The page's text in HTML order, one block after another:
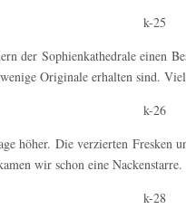
der Sophienkathedrale einen
Originale erhalten sind.
höher. Die verzierten Fresken
wir schon eine Nackenstarre.